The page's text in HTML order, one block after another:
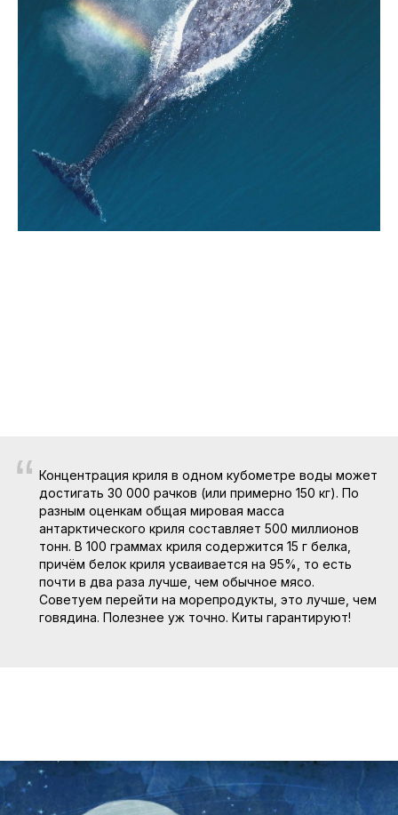
“ Концентрация криля в одном кубометре воды может
достигать 30 000 рачков (или примерно 150 кг). По
разным оценкам общая мировая масса
антарктического криля составляет 500 миллионов
тонн. В 100 граммах криля содержится 15 г белка,
причём белок криля усваивается на 95%, то есть
почти в два раза лучше, чем обычное мясо.
Советуем перейти на морепродукты, это лучше, чем
говядина. Полезнее уж точно. Киты гарантируют!